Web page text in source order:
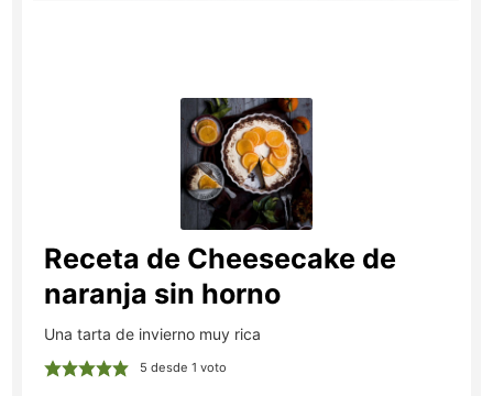
Receta de Cheesecake de
naranja sin horno
Una tarta de invierno muy rica
5 desde 1 voto